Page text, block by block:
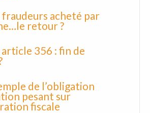
acheté par
retour ?
356 : fin de
de l’obligation
pesant sur
fiscale